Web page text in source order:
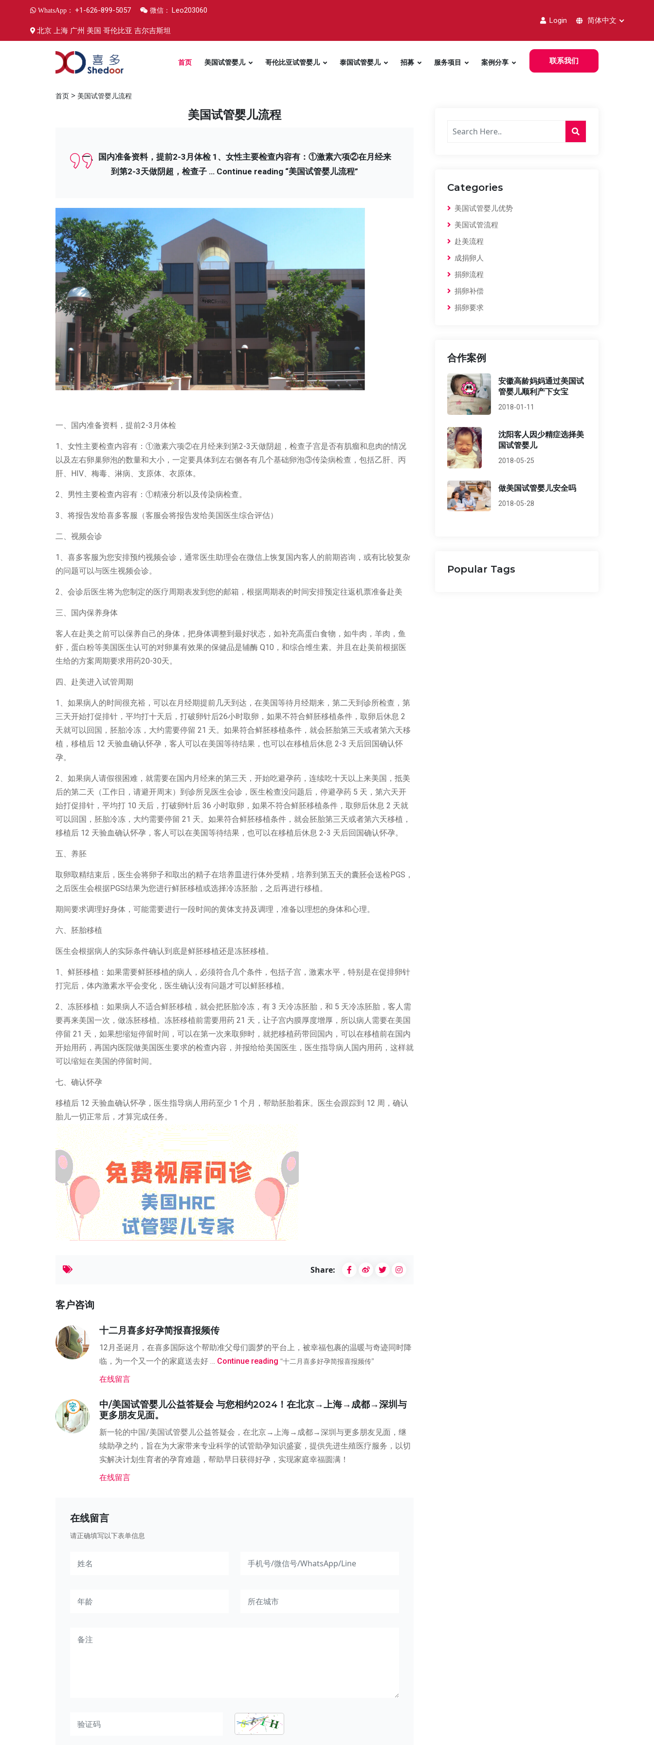
WhatsApp： +1-626-899-5057 微信： Leo203060
北京 上海 广州 美国 哥伦比亚 吉尔吉斯坦
Login 简体中文
首页 美国试管婴儿 哥伦比亚试管婴儿 泰国试管婴儿 招募 服务项目 案例分享 联系我们
首页 > 美国试管婴儿流程
美国试管婴儿流程
一、国内准备资料，提前2-3月体检 1、女性主要检查内容有：①激素六项②在月经来
到第2-3天做阴超，检查子 … Continue reading “美国试管婴儿流程”
一、国内准备资料，提前2-3月体检
1、女性主要检查内容有：①激素六项②在月经来到第2-3天做阴超，检查子宫是否有肌瘤和息肉的情况
以及左右卵巢卵泡的数量和大小，一定要具体到左右侧各有几个基础卵泡③传染病检查，包括乙肝、丙
肝、HIV、梅毒、淋病、支原体、衣原体。
2、男性主要检查内容有：①精液分析以及传染病检查。
3、将报告发给喜多客服（客服会将报告发给美国医生综合评估）
二、视频会诊
1、喜多客服为您安排预约视频会诊，通常医生助理会在微信上恢复国内客人的前期咨询，或有比较复杂
的问题可以与医生视频会诊。
2、会诊后医生将为您制定的医疗周期表发到您的邮箱，根据周期表的时间安排预定往返机票准备赴美
三、国内保养身体
客人在赴美之前可以保养自己的身体，把身体调整到最好状态，如补充高蛋白食物，如牛肉，羊肉，鱼
虾，蛋白粉等美国医生认可的对卵巢有效果的保健品是辅酶 Q10，和综合维生素。并且在赴美前根据医
生给的方案周期要求用药20-30天。
四、赴美进入试管周期
1、如果病人的时间很充裕，可以在月经期提前几天到达，在美国等待月经期来，第二天到诊所检查，第
三天开始打促排针，平均打十天后，打破卵针后26小时取卵，如果不符合鲜胚移植条件，取卵后休息 2
天就可以回国，胚胎冷冻，大约需要停留 21 天。如果符合鲜胚移植条件，就会胚胎第三天或者第六天移
植，移植后 12 天验血确认怀孕，客人可以在美国等待结果，也可以在移植后休息 2-3 天后回国确认怀
孕。
2、如果病人请假很困难，就需要在国内月经来的第三天，开始吃避孕药，连续吃十天以上来美国，抵美
后的第二天（工作日，请避开周末）到诊所见医生会诊，医生检查没问题后，停避孕药 5 天，第六天开
始打促排针，平均打 10 天后，打破卵针后 36 小时取卵，如果不符合鲜胚移植条件，取卵后休息 2 天就
可以回国，胚胎冷冻，大约需要停留 21 天。如果符合鲜胚移植条件，就会胚胎第三天或者第六天移植，
移植后 12 天验血确认怀孕，客人可以在美国等待结果，也可以在移植后休息 2-3 天后回国确认怀孕。
五、养胚
取卵取精结束后，医生会将卵子和取出的精子在培养皿进行体外受精，培养到第五天的囊胚会送检PGS，
之后医生会根据PGS结果为您进行鲜胚移植或选择冷冻胚胎，之后再进行移植。
期间要求调理好身体，可能需要进行一段时间的黄体支持及调理，准备以理想的身体和心理。
六、胚胎移植
医生会根据病人的实际条件确认到底是鲜胚移植还是冻胚移植。
1、鲜胚移植：如果需要鲜胚移植的病人，必须符合几个条件，包括子宫，激素水平，特别是在促排卵针
打完后，体内激素水平会变化，医生确认没有问题才可以鲜胚移植。
2、冻胚移植：如果病人不适合鲜胚移植，就会把胚胎冷冻，有 3 天冷冻胚胎，和 5 天冷冻胚胎，客人需
要再来美国一次，做冻胚移植。冻胚移植前需要用药 21 天，让子宫内膜厚度增厚，所以病人需要在美国
停留 21 天，如果想缩短停留时间，可以在第一次来取卵时，就把移植药带回国内，可以在移植前在国内
开始用药，再国内医院做美国医生要求的检查内容，并报给给美国医生，医生指导病人国内用药，这样就
可以缩短在美国的停留时间。
七、确认怀孕
移植后 12 天验血确认怀孕，医生指导病人用药至少 1 个月，帮助胚胎着床。医生会跟踪到 12 周，确认
胎儿一切正常后，才算完成任务。
Share:
客户咨询
十二月喜多好孕简报喜报频传
12月圣诞月，在喜多国际这个帮助准父母们圆梦的平台上，被幸福包裹的温暖与奇迹同时降
临，为一个又一个的家庭送去好 … Continue reading “十二月喜多好孕简报喜报频传”
在线留言
中/美国试管婴儿公益答疑会 与您相约2024！在北京→上海→成都→深圳与
更多朋友见面。
新一轮的中国/美国试管婴儿公益答疑会，在北京→上海→成都→深圳与更多朋友见面，继
续助孕之约，旨在为大家带来专业科学的试管助孕知识盛宴，提供先进生殖医疗服务，以切
实解决计划生育者的孕育难题，帮助早日获得好孕，实现家庭幸福圆满！
在线留言
在线留言
请正确填写以下表单信息
Categories
美国试管婴儿优势
美国试管流程
赴美流程
成捐卵人
捐卵流程
捐卵补偿
捐卵要求
合作案例
安徽高龄妈妈通过美国试
管婴儿顺利产下女宝
2018-01-11
沈阳客人因少精症选择美
国试管婴儿
2018-05-25
做美国试管婴儿安全吗
2018-05-28
Popular Tags